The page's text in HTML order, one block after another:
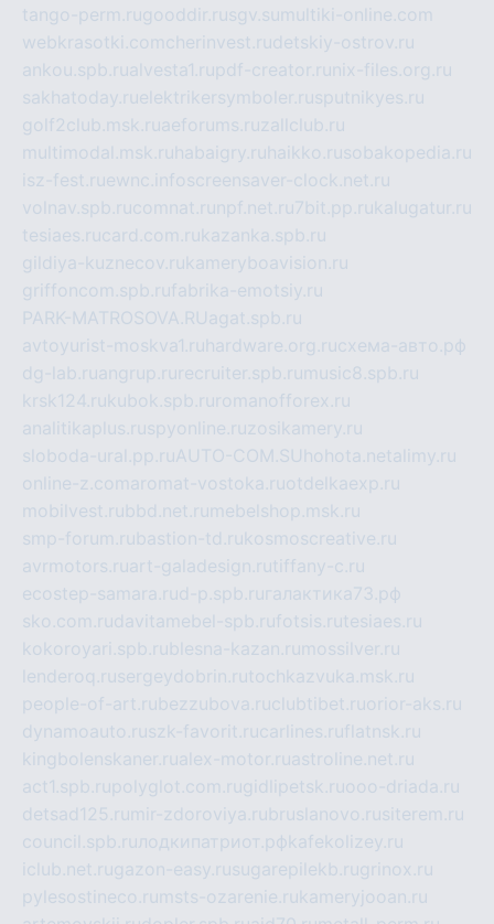
tango-perm.rugooddir.rusgv.su multiki-online.com
webkrasotki.comcherinvest.rudetskiy-ostrov.ru
ankou.spb.rualvesta1.rupdf-creator.ru nix-files.org.ru
sakhatoday.ruelektrikersymboler.rusputnikyes.ru
golf2club.msk.ruaeforums.ruzallclub.ru
multimodal.msk.ru habaigry.ru haikko.rusobakopedia.ru
isz-fest.ruewnc.infoscreensaver-clock.net.ru
volnav.spb.rucomnat.ru npf.net.ru7bit.pp.rukalugatur.ru
tesiaes.rucard.com.rukazanka.spb.ru
gildiya-kuznecov.rukameryboavision.ru
griffoncom.spb.rufabrika-emotsiy.ru
PARK-MATROSOVA.RUagat.spb.ru
avtoyurist-moskva1.ru hardware.org.ruсхема-авто.рф
dg-lab.ruangrup.ru recruiter.spb.ru music8.spb.ru
krsk124.rukubok.spb.ru romanofforex.ru
analitikaplus.ruspyonline.ruzosikamery.ru
sloboda-ural.pp.ruAUTO-COM.SU hohota.netalimy.ru
online-z.comaromat-vostoka.ruotdelkaexp.ru
mobilvest.rubbd.net.ru mebelshop.msk.ru
smp-forum.rubastion-td.rukosmoscreative.ru
avrmotors.ruart-galadesign.rutiffany-c.ru
ecostep-samara.rud-p.spb.ru галактика73.рф
sko.com.rudavitamebel-spb.rufotsis.rutesiaes.ru
kokoroyari.spb.rublesna-kazan.ru mossilver.ru
lenderoq.rusergeydobrin.rutochkazvuka.msk.ru
people-of-art.rubezzubova.ruclubtibet.ruorior-aks.ru
dynamoauto.ruszk-favorit.rucarlines.ruflatnsk.ru
kingbolenskaner.rualex-motor.ruastroline.net.ru
act1.spb.rupolyglot.com.rugidlipetsk.ruooo-driada.ru
detsad125.ru mir-zdoroviya.rubruslanovo.rusiterem.ru
council.spb.ruлодкипатриот.рфkafekolizey.ru
iclub.net.rugazon-easy.rusugarepilekb.rugrinox.ru
pylesostineco.ru msts-ozarenie.rukameryjooan.ru